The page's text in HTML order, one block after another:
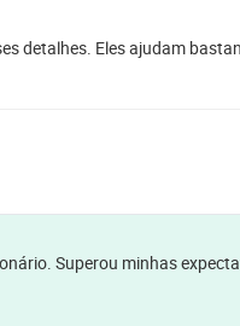
detalhes. Eles ajudam
Superou minhas